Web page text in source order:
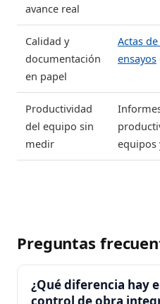
avance real
Calidad y
documentación
en papel
Actas
ensayos
Productividad
del equipo sin
medir
equipos
Preguntas
¿Qué diferencia hay